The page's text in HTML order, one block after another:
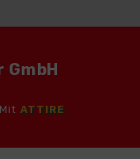
ATTIRE